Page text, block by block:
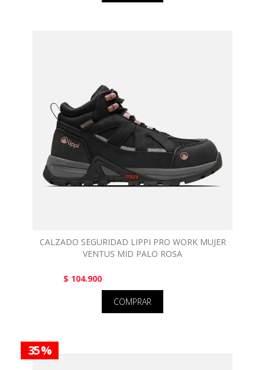
CALZADO SEGURIDAD LIPPI PRO WORK MUJER
VENTUS MID PALO ROSA
$ 104.900
COMPRAR
35 %